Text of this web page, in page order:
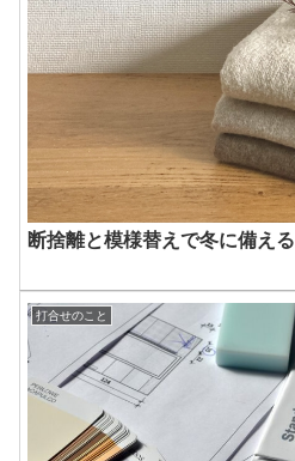
断捨離と模様替えで冬に備える
打合せのこと